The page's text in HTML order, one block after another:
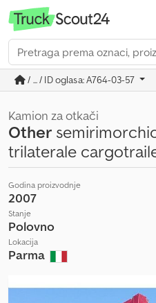
/ ... / ID oglasa: A764-03-57
Kamion za otkači
Other
trilaterale
Godina proizvodnje
2007
Stanje
Polovno
Lokacija
Parma